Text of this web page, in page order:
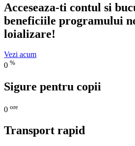
Acceseaza-ti contul si
beneficiile programului
loializare!
Vezi acum
0 %
Sigure pentru copii
0 ore
Transport rapid